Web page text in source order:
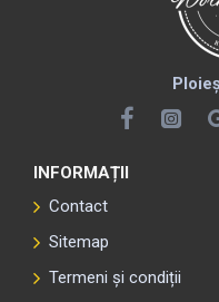
INFORMAȚII
Contact
Sitemap
Termeni și condiții